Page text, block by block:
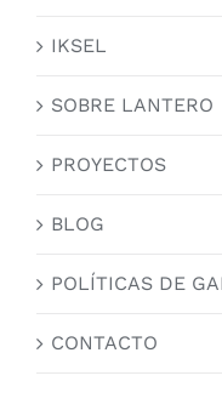
IKSEL
SOBRE LANTERO
PROYECTOS
BLOG
POLÍTICAS DE
CONTACTO